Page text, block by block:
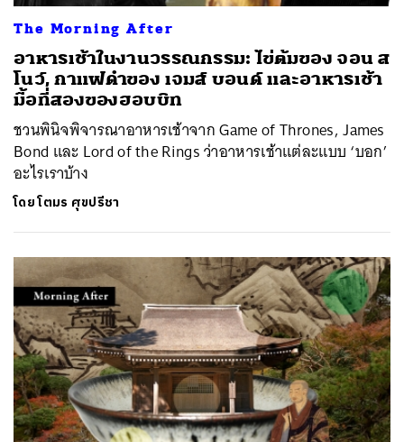
The Morning After
อาหารเช้าในงานวรรณกรรม: ไข่ต้มของ จอน ส
โนว์, กาแฟดำของ เจมส์ บอนด์ และอาหารเช้า
มื้อที่สองของฮอบบิท
ชวนพินิจพิจารณาอาหารเช้าจาก Game of Thrones, James
Bond และ Lord of the Rings ว่าอาหารเช้าแต่ละแบบ ‘บอก’
อะไรเราบ้าง
โดยโตมร ศุขปรีชา